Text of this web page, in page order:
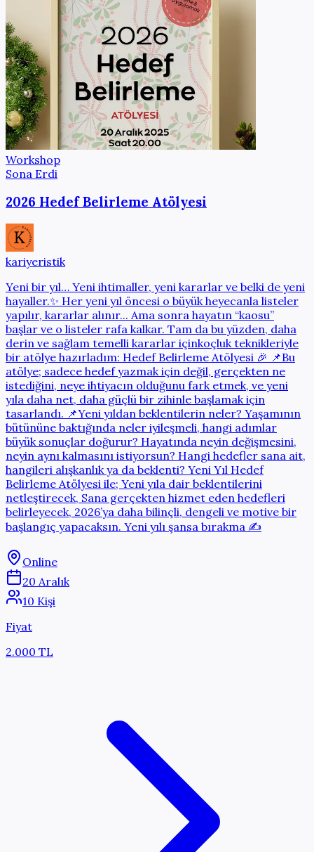
Workshop
Sona Erdi
2026 Hedef Belirleme Atölyesi
kariyeristik
Yeni bir yıl… Yeni ihtimaller, yeni kararlar ve belki de yeni
hayaller.✨ Her yeni yıl öncesi o büyük heyecanla listeler
yapılır, kararlar alınır... Ama sonra hayatın “kaosu”
başlar ve o listeler rafa kalkar. Tam da bu yüzden, daha
derin ve sağlam temelli kararlar içinkoçluk teknikleriyle
bir atölye hazırladım: Hedef Belirleme Atölyesi 🎉 📌Bu
atölye; sadece hedef yazmak için değil, gerçekten ne
istediğini, neye ihtiyacın olduğunu fark etmek, ve yeni
yıla daha net, daha güçlü bir zihinle başlamak için
tasarlandı. 📌Yeni yıldan beklentilerin neler? Yaşamının
bütününe baktığında neler iyileşmeli, hangi adımlar
büyük sonuçlar doğurur? Hayatında neyin değişmesini,
neyin aynı kalmasını istiyorsun? Hangi hedefler sana ait,
hangileri alışkanlık ya da beklenti? Yeni Yıl Hedef
Belirleme Atölyesi ile; Yeni yıla dair beklentilerini
netleştirecek, Sana gerçekten hizmet eden hedefleri
belirleyecek, 2026’ya daha bilinçli, dengeli ve motive bir
başlangıç yapacaksın. Yeni yılı şansa bırakma ✍️
Online
20 Aralık
10 Kişi
Fiyat
2.000 TL